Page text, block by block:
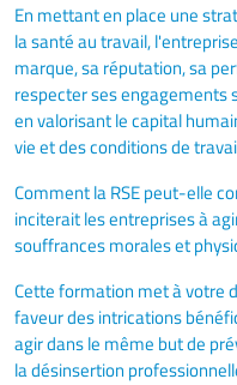
En mettant en place une
la santé au travail,
marque, sa réputation, sa
respecter ses
en valorisant le capital
vie et des conditions de
Comment la RSE peut-elle
inciterait les entreprises à
souffrances morales et
Cette formation met à votre
faveur des intrications
agir dans le même but de
la désinsertion